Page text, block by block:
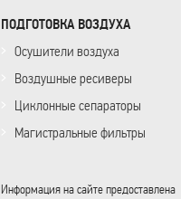
ПОДГОТОВКА ВОЗДУХА
Осушители воздуха
Воздушные ресиверы
Циклонные сепараторы
Магистральные фильтры
Информация на сайте предоставлена